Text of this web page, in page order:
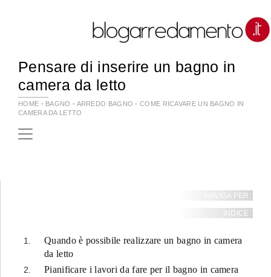
Pensare di inserire un bagno in
camera da letto
HOME - BAGNO - ARREDO BAGNO -COME RICAVARE UN BAGNO IN
CAMERA DA LETTO
NAVIGA PER:
INDICE:
Quando è possibile realizzare un bagno in camera
da letto
Pianificare i lavori da fare per il bagno in camera